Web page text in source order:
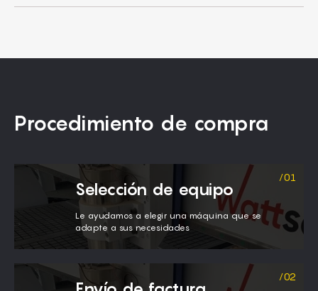
Procedimiento de compra
Selección de equipo
Le ayudamos a elegir una máquina que se
adapte a sus necesidades